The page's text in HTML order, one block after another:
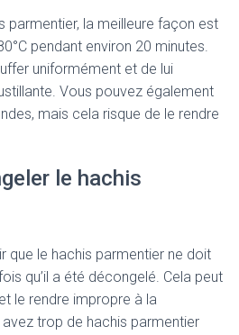
parmentier, la meilleure façon est
pendant environ 20 minutes.
uniformément et de lui
Vous pouvez également
mais cela risque de le rendre
le hachis
que le hachis parmentier ne doit
qu’il a été décongelé. Cela peut
le rendre impropre à la
trop de hachis parmentier